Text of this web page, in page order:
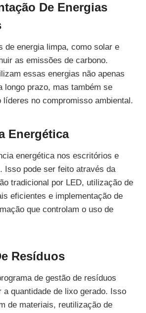
De Energias
de energia limpa, como solar e
as emissões de carbono.
essas energias não apenas
longo prazo, mas também se
líderes no compromisso ambiental.
Energética
energética nos escritórios e
Isso pode ser feito através da
tradicional por LED, utilização de
eficientes e implementação de
que controlam o uso de
Resíduos
de gestão de resíduos
a quantidade de lixo gerado. Isso
de materiais, reutilização de